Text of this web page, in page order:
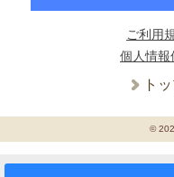
ご利用
個人情報
ト
©